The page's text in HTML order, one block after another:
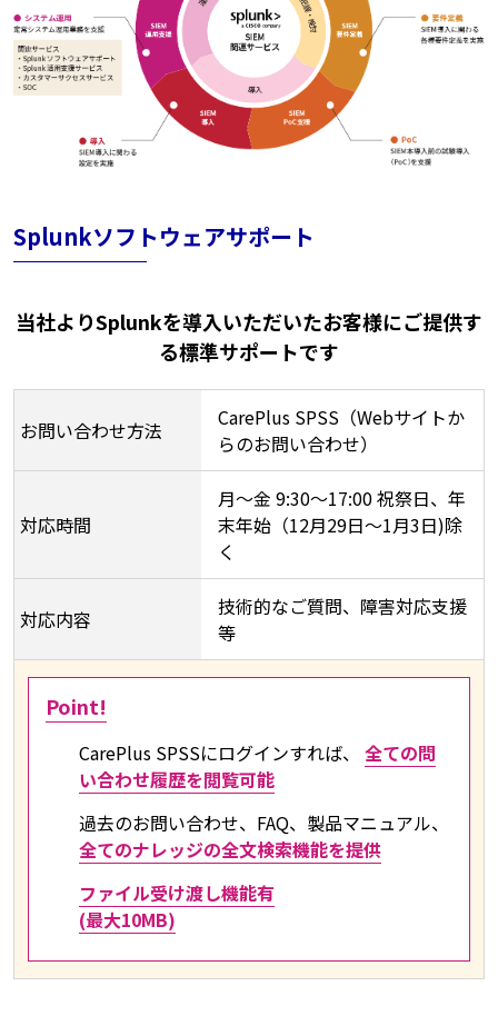
Splunkソフトウェアサポート
当社よりSplunkを導入いただいたお客様にご提供す
る標準サポートです
お問い合わせ方法​
CarePlus SPSS（Webサイトか
らのお問い合わせ）
対応時間
月～金 9:30～17:00 祝祭日、年
末年始（12月29日～1月3日)除
く
対応内容
技術的なご質問、障害対応支援
等
Point!
CarePlus SPSSにログインすれば、 全ての問
い合わせ履歴を閲覧可能
過去のお問い合わせ、FAQ、製品マニュアル、
全てのナレッジの全文検索機能を提供
ファイル受け渡し機能有
(最大10MB)